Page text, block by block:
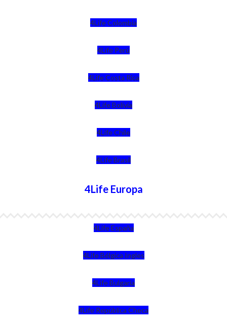
4Life Colombia
4Life Perú
4Life Costa Rica
4Life Bolivia
4Life Chile
4Life Brasil
4Life Europa
4Life España
4Life Bélgica Ingles
4Life Bulgaria
4Life República Checa